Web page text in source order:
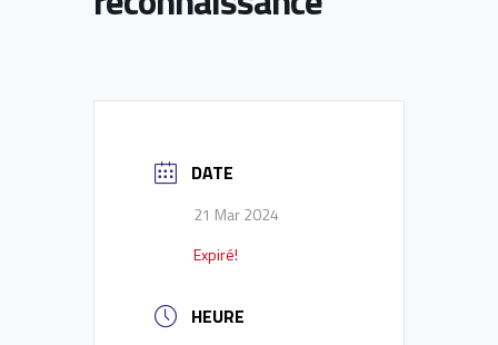
DATE
21 Mar 2024
Expiré!
HEURE